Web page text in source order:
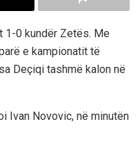
1-0 kundër Zetës. Me
e kampionatit të
Deçiqi tashmë kalon në
Ivan Novovic, në minutën